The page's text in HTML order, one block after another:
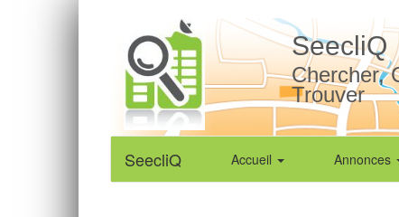
SeecliQ
Chercher,
Trouver
SeecliQ Accueil Annonces